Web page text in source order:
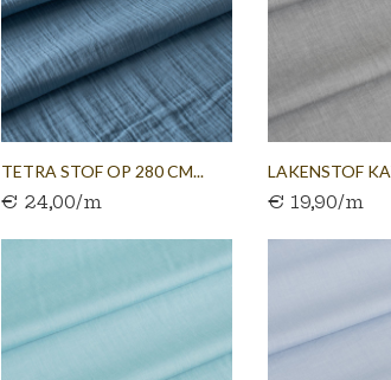
TETRA STOF OP 280 CM...
€ 24,00/m
LAKENSTOF
300 CM
€ 19,90/m